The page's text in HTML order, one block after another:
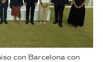
con Barcelona con